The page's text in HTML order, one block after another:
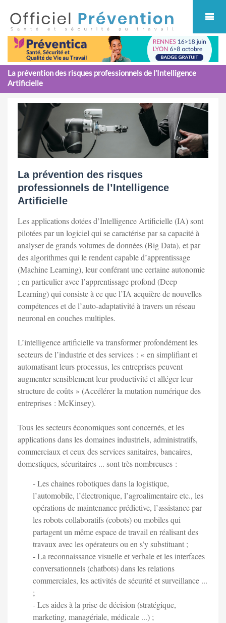
La prévention des risques professionnels de l’Intelligence
Artificielle
La prévention des risques
professionnels de l’Intelligence
Artificielle
Les applications dotées d’Intelligence Artificielle (IA) sont
pilotées par un logiciel qui se caractérise par sa capacité à
analyser de grands volumes de données (Big Data), et par
des algorithmes qui le rendent capable d’apprentissage
(Machine Learning), leur conférant une certaine autonomie
; en particulier avec l’apprentissage profond (Deep
Learning) qui consiste à ce que l’IA acquière de nouvelles
compétences et de l’auto-adaptativité à travers un réseau
neuronal en couches multiples.
L’intelligence artificielle va transformer profondément les
secteurs de l’industrie et des services : « en simplifiant et
automatisant leurs processus, les entreprises peuvent
augmenter sensiblement leur productivité et alléger leur
structure de coûts » (Accélérer la mutation numérique des
entreprises : McKinsey).
Tous les secteurs économiques sont concernés, et les
applications dans les domaines industriels, administratifs,
commerciaux et ceux des services sanitaires, bancaires,
domestiques, sécuritaires ... sont très nombreuses :
- Les chaines robotiques dans la logistique,
l’automobile, l’électronique, l’agroalimentaire etc., les
opérations de maintenance prédictive, l’assistance par
les robots collaboratifs (cobots) ou mobiles qui
partagent un même espace de travail en réalisant des
travaux avec les opérateurs ou en s’y substituant ;
- La reconnaissance visuelle et verbale et les interfaces
conversationnels (chatbots) dans les relations
commerciales, les activités de sécurité et surveillance ...
;
- Les aides à la prise de décision (stratégique,
marketing, managériale, médicale ...) ;